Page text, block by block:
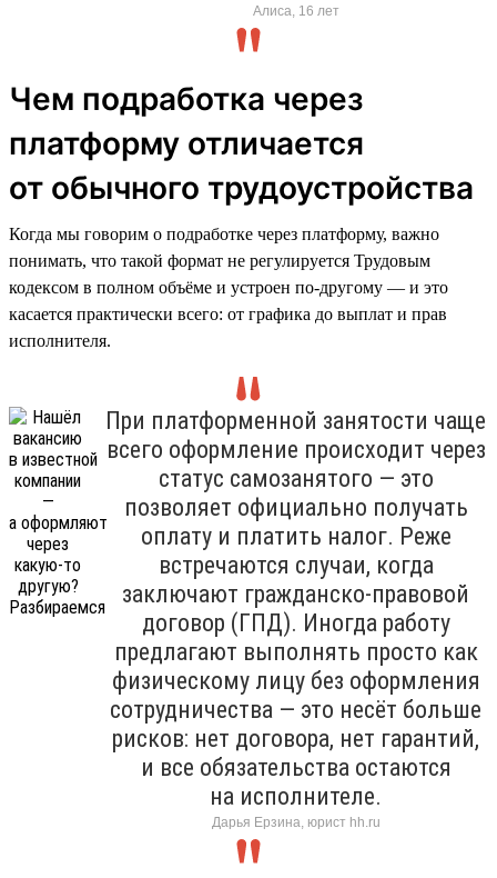
Алиса, 16 лет
Чем подработка через
платформу отличается
от обычного трудоустройства
Когда мы говорим о подработке через платформу, важно
понимать, что такой формат не регулируется Трудовым
кодексом в полном объёме и устроен по-другому — и это
касается практически всего: от графика до выплат и прав
исполнителя.
При платформенной занятости чаще
всего оформление происходит через
статус самозанятого — это
позволяет официально получать
оплату и платить налог. Реже
встречаются случаи, когда
заключают гражданско-правовой
договор (ГПД). Иногда работу
предлагают выполнять просто как
физическому лицу без оформления
сотрудничества — это несёт больше
рисков: нет договора, нет гарантий,
и все обязательства остаются
на исполнителе.
Дарья Ерзина, юрист hh.ru